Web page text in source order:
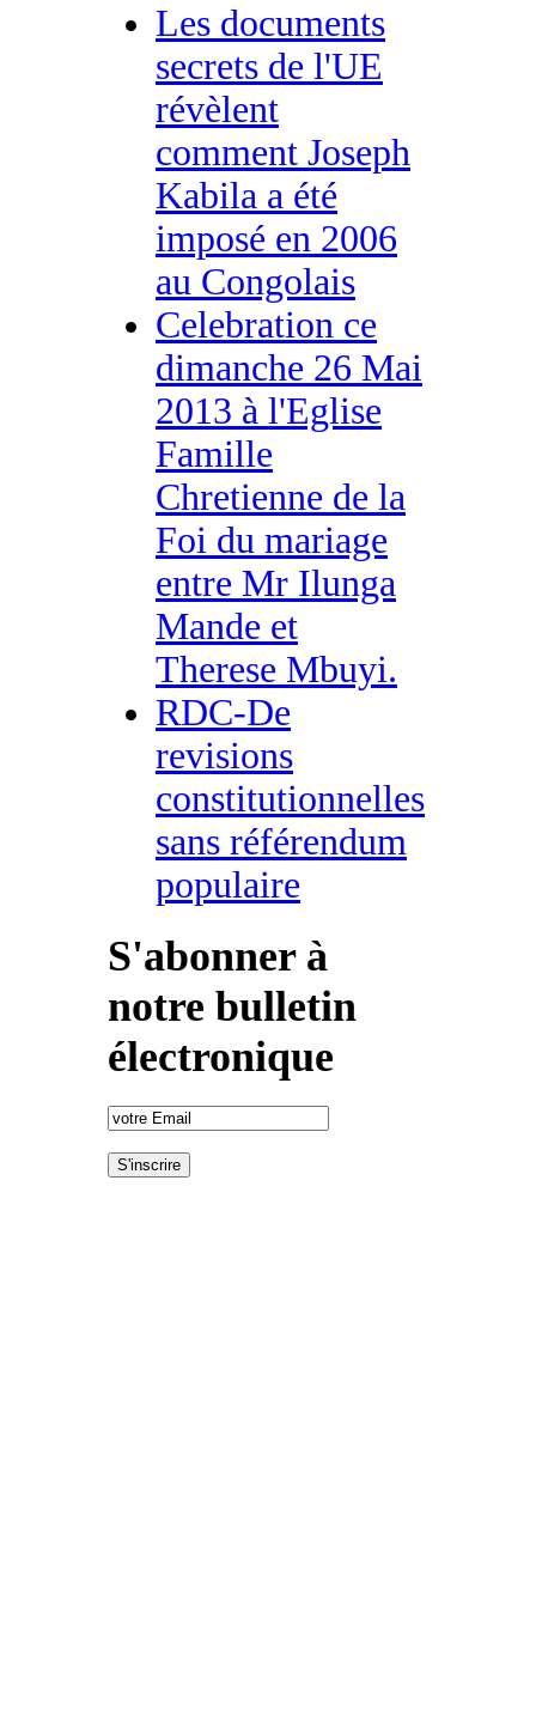
Les documents
secrets de l'UE
révèlent
comment Joseph
Kabila a été
imposé en 2006
au Congolais
Celebration ce
dimanche 26 Mai
2013 à l'Eglise
Famille
Chretienne de la
Foi du mariage
entre Mr Ilunga
Mande et
Therese Mbuyi.
RDC-De
revisions
constitutionnelles
sans référendum
populaire
S'abonner à
notre bulletin
électronique